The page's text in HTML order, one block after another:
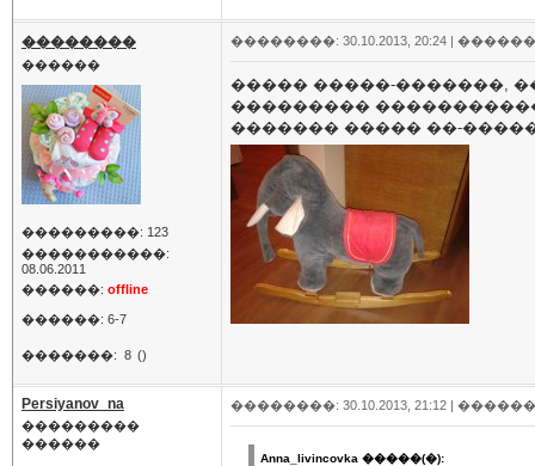
��������
������
���������: 123
�����������:
08.06.2011
������: offline
������: 6-7
�������: 8 ()
��������: 30.10.2013, 20:24 |
����� �����-�������,
���������
������� ����� ��-
Persiyanov_na
���������
������
��������: 30.10.2013, 21:12 |
Anna_livincovka �����(�):